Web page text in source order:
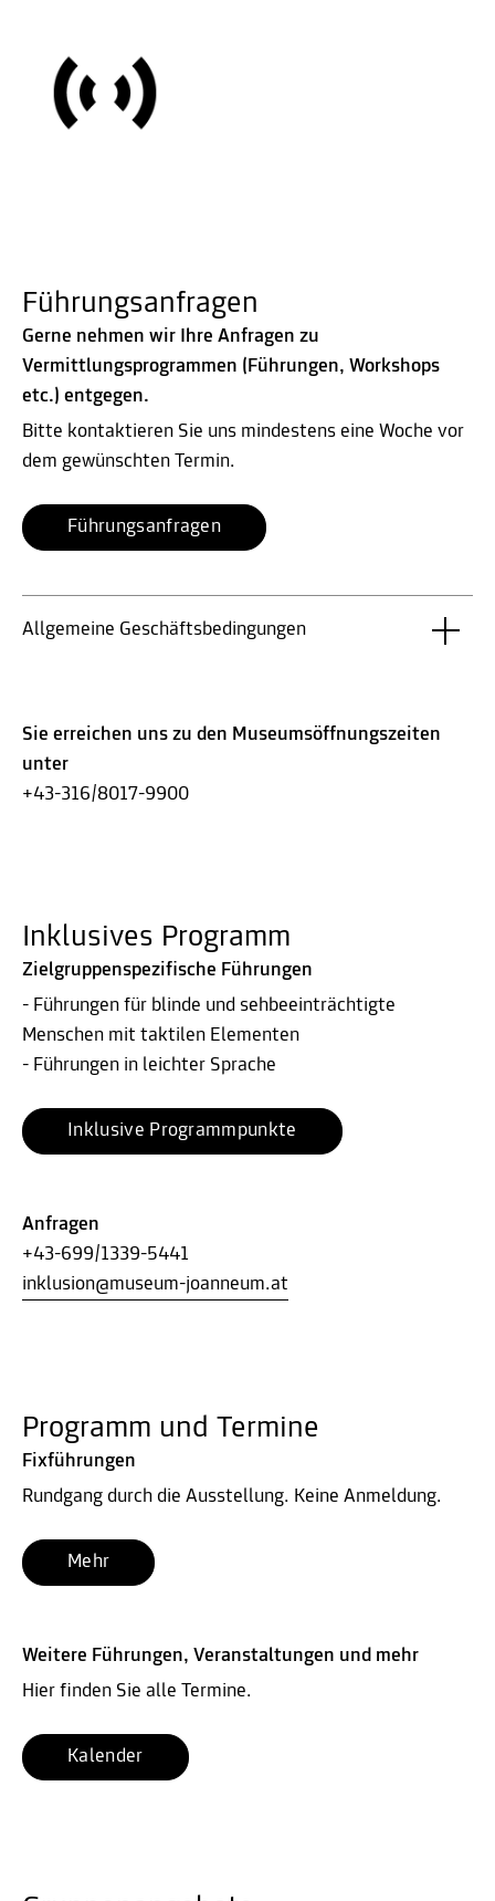
Führungsanfragen
Gerne nehmen wir Ihre Anfragen zu
Vermittlungsprogrammen (Führungen, Workshops
etc.) entgegen.
Bitte kontaktieren Sie uns mindestens eine Woche vor
dem gewünschten Termin.
Führungsanfragen
Allgemeine Geschäftsbedingungen
Sie erreichen uns zu den Museumsöffnungszeiten
unter
+43-316/8017-9900
Inklusives Programm
Zielgruppenspezifische Führungen
- Führungen für blinde und sehbeeinträchtigte
Menschen mit taktilen Elementen
- Führungen in leichter Sprache
Inklusive Programmpunkte
Anfragen
+43-699/1339-5441
inklusion@museum-joanneum.at
Programm und Termine
Fixführungen
Rundgang durch die Ausstellung. Keine Anmeldung.
Mehr
Weitere Führungen, Veranstaltungen und mehr
Hier finden Sie alle Termine.
Kalender